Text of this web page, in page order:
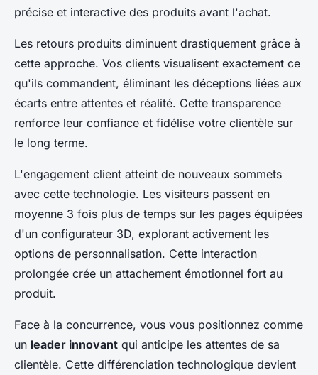
précise et interactive des produits avant l'achat.
Les retours produits diminuent drastiquement grâce à
cette approche. Vos clients visualisent exactement ce
qu'ils commandent, éliminant les déceptions liées aux
écarts entre attentes et réalité. Cette transparence
renforce leur confiance et fidélise votre clientèle sur
le long terme.
L'engagement client atteint de nouveaux sommets
avec cette technologie. Les visiteurs passent en
moyenne 3 fois plus de temps sur les pages équipées
d'un configurateur 3D, explorant activement les
options de personnalisation. Cette interaction
prolongée crée un attachement émotionnel fort au
produit.
Face à la concurrence, vous vous positionnez comme
un leader innovant qui anticipe les attentes de sa
clientèle. Cette différenciation technologique devient